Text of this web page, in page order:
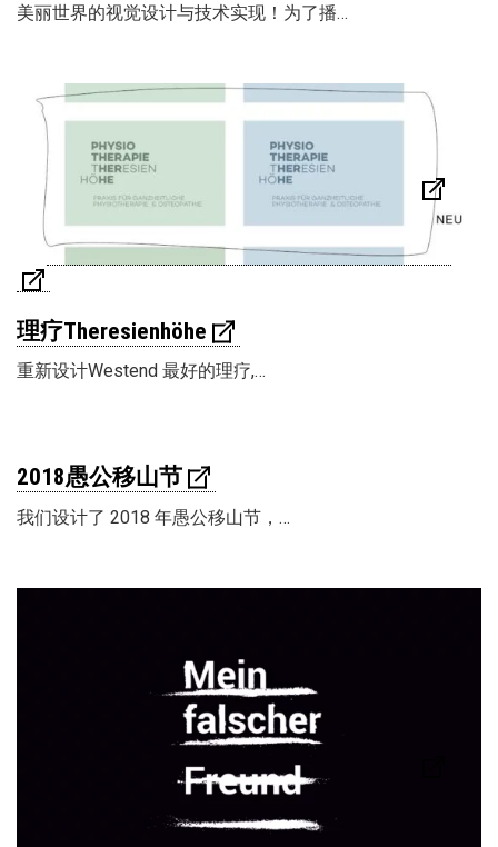
美丽世界的视觉设计与技术实现！为了播…
理疗Theresienhöhe
重新设计Westend 最好的理疗,…
2018愚公移山节
我们设计了 2018 年愚公移山节，…